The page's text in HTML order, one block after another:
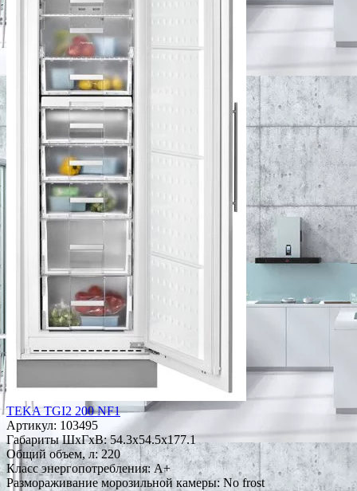
TEKA TGI2 200 NF1
Артикул: 103495
Габариты ШxГxВ: 54.3x54.5x177.1
Общий объем, л: 220
Класс энергопотребления: A+
Размораживание морозильной камеры: No frost